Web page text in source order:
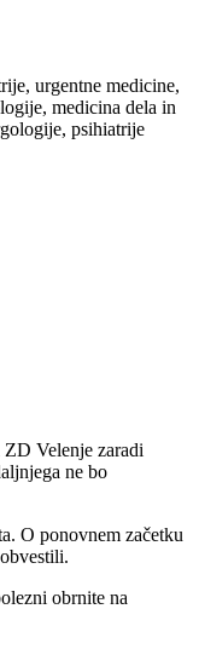
urgentne medicine,
medicina dela in
psihiatrije
ZD Velenje zaradi
ne bo
O ponovnem začetku
obrnite na